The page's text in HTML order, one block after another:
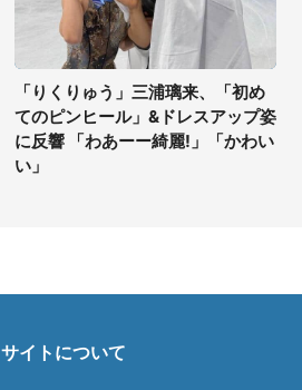
「りくりゅう」三浦璃来、「初め
てのピンヒール」&ドレスアップ姿
に反響 「わあーー綺麗!」「かわい
い」
サイトについて